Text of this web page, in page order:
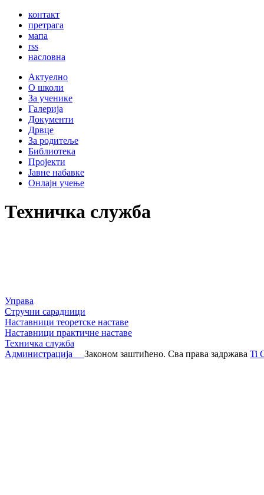
контакт
претрага
мапа
rss
насловна
Актуелно
О школи
За ученике
Галерија
Документи
Дрвце
За родитеље
Библиотека
Пројекти
Јавне набавке
Онлајн учење
Техничка служба
Управа
Стручни сарадници
Наставници теоретске наставе
Наставници практичне наставе
Техничка служба
Администрација Законом заштићено. Сва права задржава Ti